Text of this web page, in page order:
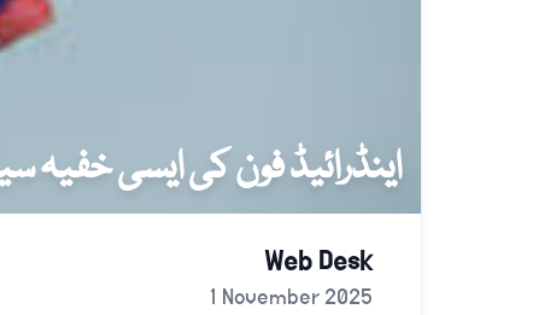
اینڈرائیڈ فون کی ایسی
Web Desk
1 November 2025